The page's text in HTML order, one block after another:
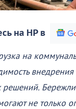
на НР в
на
решений.
не только